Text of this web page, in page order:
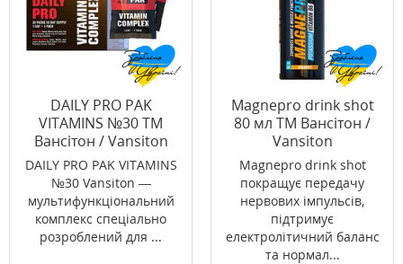
DAILY PRO PAK
VITAMINS №30 ТМ
Вансітон / Vansiton
DAILY PRO PAK VITAMINS
№30 Vansiton —
мультифункціональний
комплекс спеціально
розроблений для ...
Magnepro drink shot
80 мл ТМ Вансітон /
Vansiton
Magnepro drink shot
покращує передачу
нервових імпульсів,
підтримує
електролітичний баланс
та нормал...